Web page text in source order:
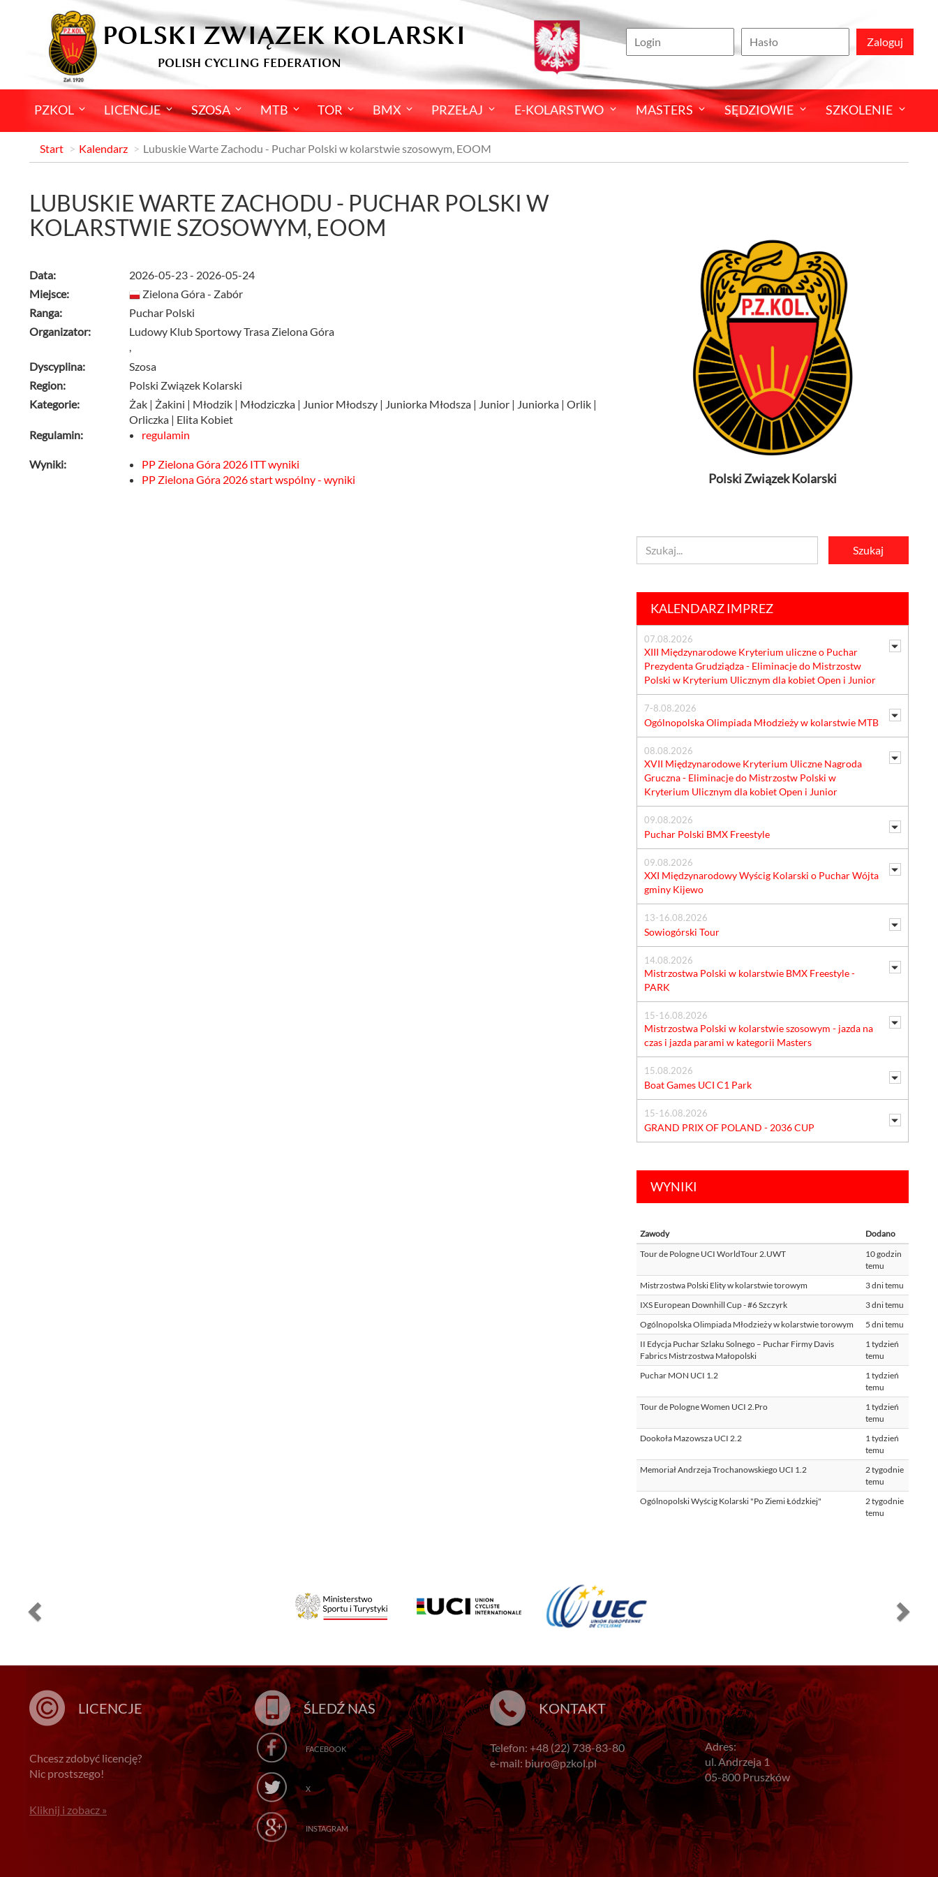
POLSKI ZWIĄZEK KOLARSKI
POLISH CYCLING FEDERATION
Zaloguj
PZKOL LICENCJE SZOSA MTB TOR BMX PRZEŁAJ E-KOLARSTWO MASTERS SĘDZIOWIE SZKOLENIE
Start Kalendarz Lubuskie Warte Zachodu - Puchar Polski w kolarstwie szosowym, EOOM
LUBUSKIE WARTE ZACHODU - PUCHAR POLSKI W
KOLARSTWIE SZOSOWYM, EOOM
Data:
2026-05-23 - 2026-05-24
Miejsce:
Zielona Góra - Zabór
Ranga:
Puchar Polski
Organizator:
Ludowy Klub Sportowy Trasa Zielona Góra
,
Dyscyplina:
Szosa
Region:
Polski Związek Kolarski
Kategorie:
Żak | Żakini | Młodzik | Młodziczka | Junior Młodszy | Juniorka Młodsza | Junior | Juniorka | Orlik |
Orliczka | Elita Kobiet
Regulamin:
regulamin
Wyniki:
PP Zielona Góra 2026 ITT wyniki
PP Zielona Góra 2026 start wspólny - wyniki
Polski Związek Kolarski
KALENDARZ IMPREZ
07.08.2026
XIII Międzynarodowe Kryterium uliczne o Puchar
Prezydenta Grudziądza - Eliminacje do Mistrzostw
Polski w Kryterium Ulicznym dla kobiet Open i Junior
7-8.08.2026
Ogólnopolska Olimpiada Młodzieży w kolarstwie MTB
08.08.2026
XVII Międzynarodowe Kryterium Uliczne Nagroda
Gruczna - Eliminacje do Mistrzostw Polski w
Kryterium Ulicznym dla kobiet Open i Junior
09.08.2026
Puchar Polski BMX Freestyle
09.08.2026
XXI Międzynarodowy Wyścig Kolarski o Puchar Wójta
gminy Kijewo
13-16.08.2026
Sowiogórski Tour
14.08.2026
Mistrzostwa Polski w kolarstwie BMX Freestyle -
PARK
15-16.08.2026
Mistrzostwa Polski w kolarstwie szosowym - jazda na
czas i jazda parami w kategorii Masters
15.08.2026
Boat Games UCI C1 Park
15-16.08.2026
GRAND PRIX OF POLAND - 2036 CUP
WYNIKI
Zawody
Dodano
Tour de Pologne UCI WorldTour 2.UWT
10 godzin
temu
Mistrzostwa Polski Elity w kolarstwie torowym
3 dni temu
IXS European Downhill Cup - #6 Szczyrk
3 dni temu
Ogólnopolska Olimpiada Młodzieży w kolarstwie torowym
5 dni temu
II Edycja Puchar Szlaku Solnego – Puchar Firmy Davis
Fabrics Mistrzostwa Małopolski
1 tydzień
temu
Puchar MON UCI 1.2
1 tydzień
temu
Tour de Pologne Women UCI 2.Pro
1 tydzień
temu
Dookoła Mazowsza UCI 2.2
1 tydzień
temu
Memoriał Andrzeja Trochanowskiego UCI 1.2
2 tygodnie
temu
Ogólnopolski Wyścig Kolarski "Po Ziemi Łódzkiej"
2 tygodnie
temu
LICENCJE
Chcesz zdobyć licencję?
Nic prostszego!
Kliknij i zobacz »
ŚLEDŹ NAS
FACEBOOK
X
INSTAGRAM
KONTAKT
Telefon: +48 (22) 738-83-80
e-mail: biuro@pzkol.pl
Adres:
ul. Andrzeja 1
05-800 Pruszków